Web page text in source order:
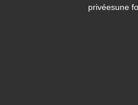
privéesune